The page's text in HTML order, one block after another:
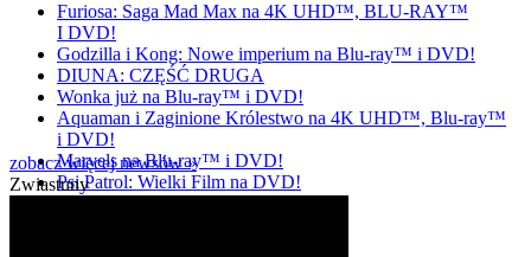
Furiosa: Saga Mad Max na 4K UHD™, BLU-RAY™
I DVD!
Godzilla i Kong: Nowe imperium na Blu-ray™ i DVD!
DIUNA: CZĘŚĆ DRUGA
Wonka już na Blu-ray™ i DVD!
Aquaman i Zaginione Królestwo na 4K UHD™, Blu-ray™
i DVD!
Marvels na Blu-ray™ i DVD!
Psi Patrol: Wielki Film na DVD!
zobacz więcej newsów »
Zwiastuny